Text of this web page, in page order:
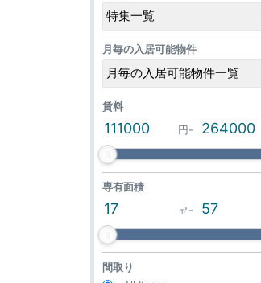
月毎の入居可能物件
賃料
円-
専有面積
㎡-
間取り